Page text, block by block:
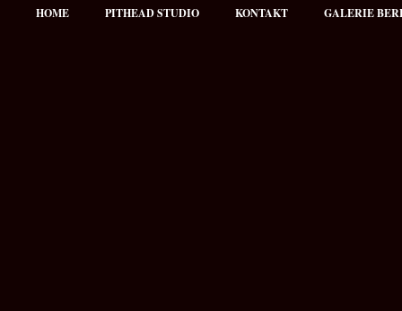
HOME PITHEAD STUDIO KONTAKT GALERIE